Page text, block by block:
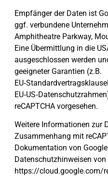
Empfänger der Daten ist
ggf. verbundene
Amphitheatre Parkway,
Eine Übermittlung in die
ausgeschlossen werden
geeigneter Garantien (z.B.
reCAPTCHA vorgesehen.
Weitere Informationen zur
Zusammenhang mit
Dokumentation von
Datenschutzhinweisen von
https://cloud.google.com/